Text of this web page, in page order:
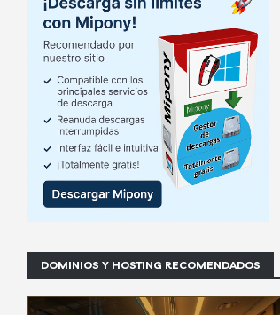
DOMINIOS Y HOSTING RECOMENDADOS